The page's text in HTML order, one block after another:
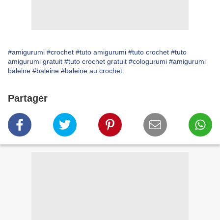
#amigurumi #crochet #tuto amigurumi #tuto crochet #tuto
amigurumi gratuit #tuto crochet gratuit #cologurumi #amigurumi
baleine #baleine #baleine au crochet
Partager